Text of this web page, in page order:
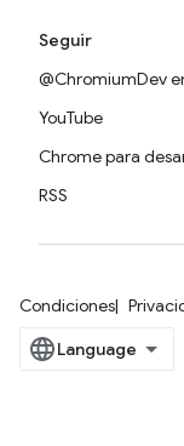
Seguir
@ChromiumDev
YouTube
Chrome para
RSS
Condiciones